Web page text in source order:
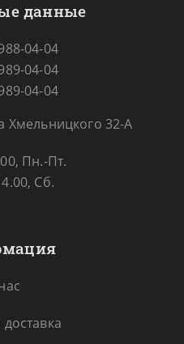
данные
04-04
04-04
04-04
Хмельницкого 32-А
Пн.-Пт.
Сб.